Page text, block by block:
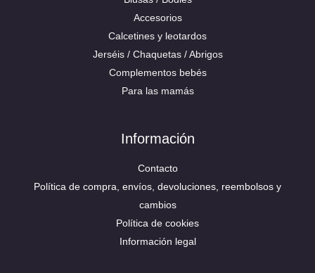
Accesorios
Calcetines y leotardos
Jerséis / Chaquetas / Abrigos
Complementos bebés
Para las mamás
Información
Contacto
Política de compra, envíos, devoluciones, reembolsos y
cambios
Política de cookies
Información legal